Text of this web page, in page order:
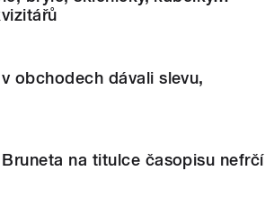
obchodech dávali slevu,
na titulce časopisu nefrčí